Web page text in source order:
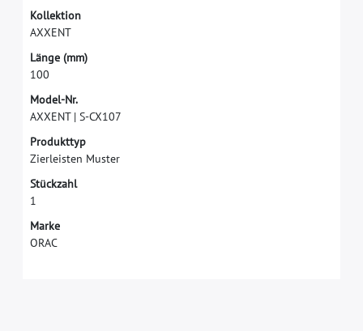
Kollektion
AXXENT
Länge (mm)
100
Model-Nr.
AXXENT | S-CX107
Produkttyp
Zierleisten Muster
Stückzahl
1
Marke
ORAC